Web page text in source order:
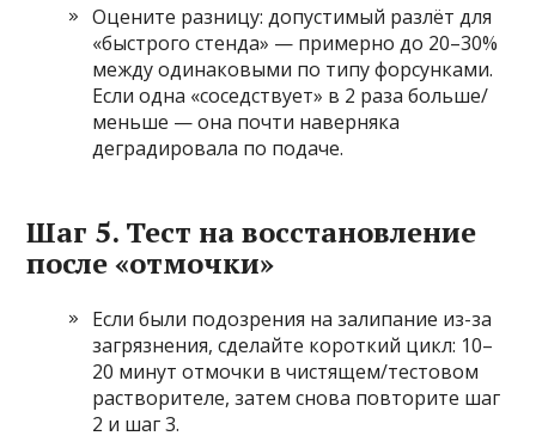
Оцените разницу: допустимый разлёт для
«быстрого стенда» — примерно до 20–30%
между одинаковыми по типу форсунками.
Если одна «соседствует» в 2 раза больше/
меньше — она почти наверняка
деградировала по подаче.
Шаг 5. Тест на восстановление
после «отмочки»
Если были подозрения на залипание из-за
загрязнения, сделайте короткий цикл: 10–
20 минут отмочки в чистящем/тестовом
растворителе, затем снова повторите шаг
2 и шаг 3.